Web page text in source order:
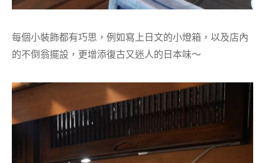
每個小裝飾都有巧思，例如寫上日文的小燈箱，以及店內
的不倒翁擺設，更增添復古又迷人的日本味～